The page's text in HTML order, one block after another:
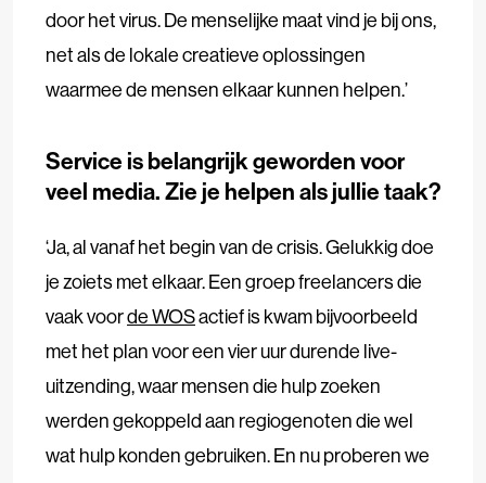
door het virus. De menselijke maat vind je bij ons,
net als de lokale creatieve oplossingen
waarmee de mensen elkaar kunnen helpen.’
Service is belangrijk geworden voor
veel media. Zie je helpen als jullie taak?
‘Ja, al vanaf het begin van de crisis. Gelukkig doe
je zoiets met elkaar. Een groep freelancers die
vaak voorde WOSactief is kwam bijvoorbeeld
met het plan voor een vier uur durende live-
uitzending, waar mensen die hulp zoeken
werden gekoppeld aan regiogenoten die wel
wat hulp konden gebruiken. En nu proberen we